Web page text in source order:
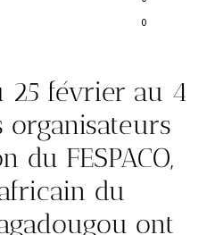
0
25 février au 4
organisateurs
du FESPACO,
du
ont